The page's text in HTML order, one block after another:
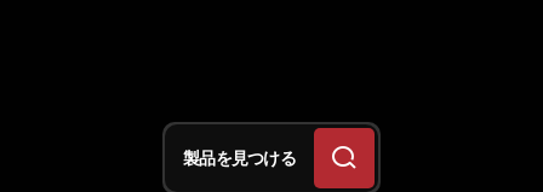
製品を見つける